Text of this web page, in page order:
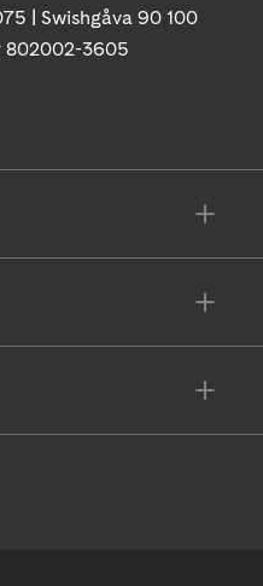
| Swishgåva 90 100
802002-3605